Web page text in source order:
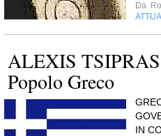
Da
ALEXIS
Popolo Greco
IN